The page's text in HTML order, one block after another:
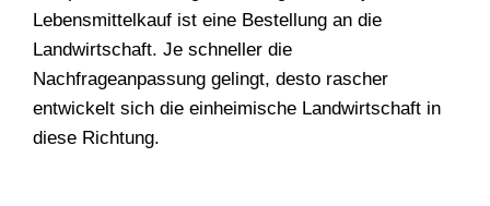
Lebensmittelkauf ist eine Bestellung an die
Landwirtschaft. Je schneller die
Nachfrageanpassung gelingt, desto rascher
entwickelt sich die einheimische Landwirtschaft in
diese Richtung.
Suchen